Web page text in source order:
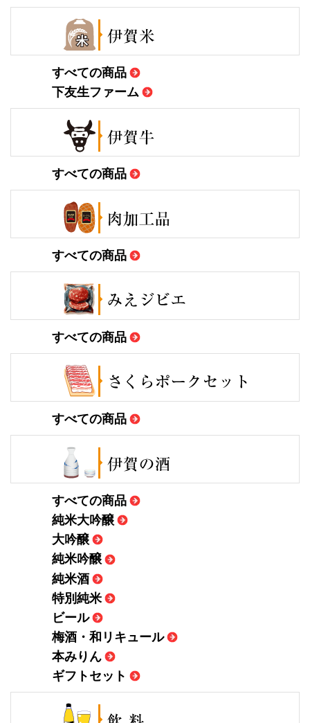
すべての商品
下友生ファーム
すべての商品
すべての商品
すべての商品
すべての商品
すべての商品
純米大吟醸
大吟醸
純米吟醸
純米酒
特別純米
ビール
梅酒・和リキュール
本みりん
ギフトセット